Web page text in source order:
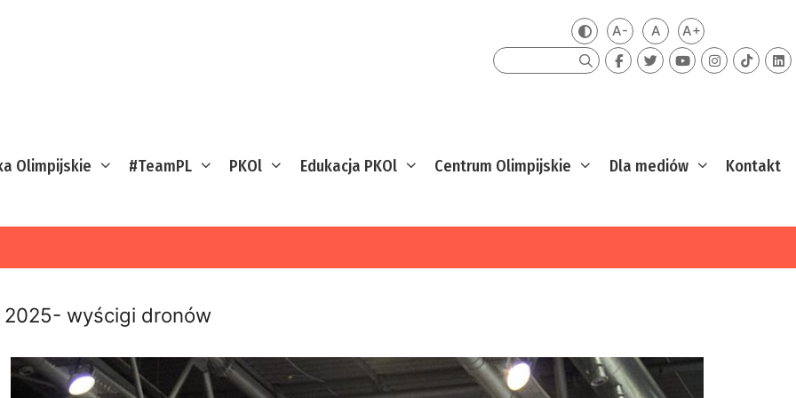
Zmień kontrast
A-Mniejsza czcionka
ADomyślna czcionka
A+Większa
Szukaj
Olimpijskie #TeamPL PKOl Edukacja PKOl Centrum Olimpijskie Dla mediów Kontakt
2025- wyścigi dronów